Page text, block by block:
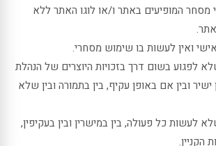
מסחר המופיעים באתר ו/או לוגו האתר ללא
ואין לעשות בו שימוש מסחרי.
לפגוע בשום דרך בזכויות היוצרים של הנהלת
ובין אם באופן עקיף, בין בתמורה ובין שלא
כל פעולה, בין במישרין ובין בעקיפין,
הקניין.